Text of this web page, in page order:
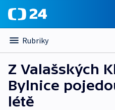
Rubriky
Z Valašských
Bylnice
létě